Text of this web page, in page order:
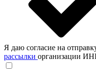
Я даю согласие на
рассылки организации